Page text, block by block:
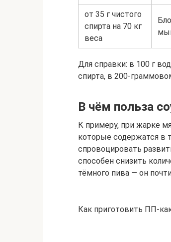
от 35 г чистого
спирта на 70 кг
веса
Для справки: в 100 г
спирта, в 200-
В чём польза
К примеру, при жарке
которые содержатся в
спровоцировать
способен снизить
тёмного пива — он
Как приготовить ПП-